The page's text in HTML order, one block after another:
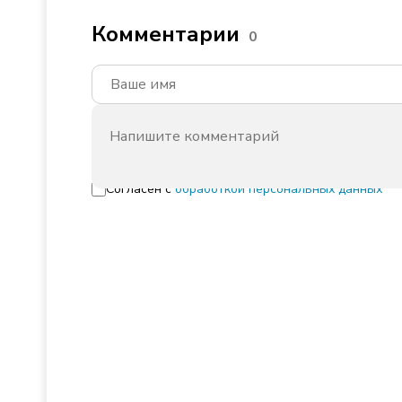
Комментарии 0
Согласен с обработкой персональных данных
Мастер-классы в